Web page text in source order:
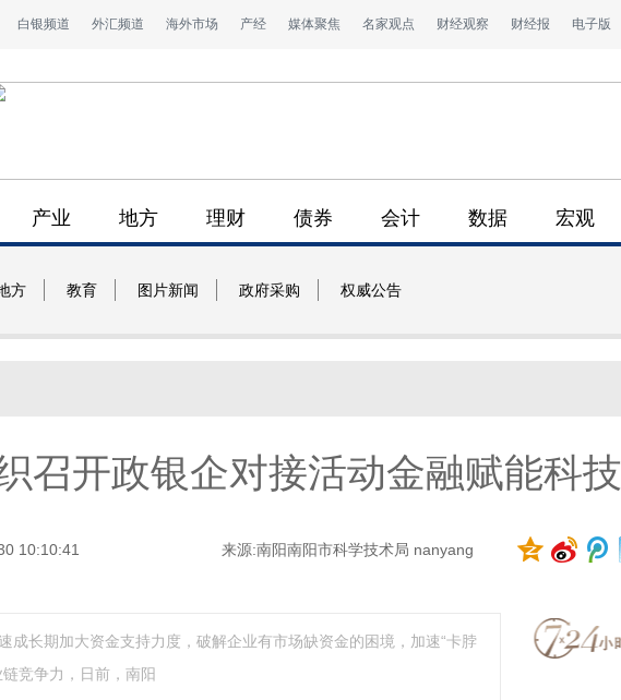
白银频道 外汇频道 海外市场 产经 媒体聚焦 名家观点 财经观察 财经报 电子版
产业 地方 理财 债券 会计 数据 宏观
方 教育 图片新闻 政府采购 权威公告
召开政银企对接活动金融赋能科
10:10:41 来源:南阳南阳市科学技术局 nanyang
成长期加大资金支持力度，破解企业有市场缺资金的困境，加速“卡脖
竞争力，日前，南阳